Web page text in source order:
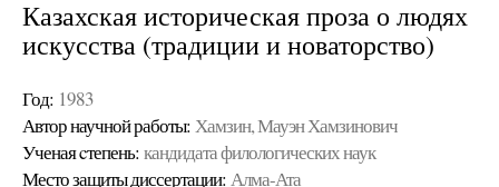
Казахская историческая проза о людях
искусства (традиции и новаторство)
Год: 1983
Автор научной работы: Хамзин, Мауэн Хамзинович
Ученая cтепень: кандидата филологических наук
Место защиты диссертации: Алма-Ата